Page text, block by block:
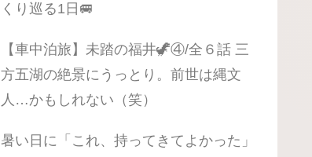
くり巡る1日🚐
【車中泊旅】未踏の福井🦖④/全６話 三
方五湖の絶景にうっとり。前世は縄文
人…かもしれない（笑）
暑い日に「これ、持ってきてよかった」